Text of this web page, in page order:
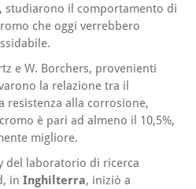
, studiarono il comportamento di
che oggi verrebbero
e W. Borchers, provenienti
la relazione tra il
resistenza alla corrosione,
è pari ad almeno il 10,5%,
migliore.
del laboratorio di ricerca
inInghilterra, iniziò a